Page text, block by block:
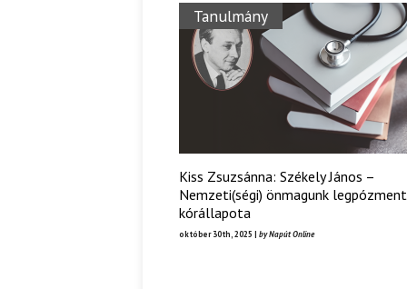
Tanulmány
Kiss Zsuzsánna: Székely János –
Nemzeti(ségi) önmagunk
kórállapota
október 30th, 2025 | by Napút Online